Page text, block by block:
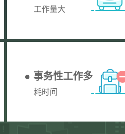
工作量大
● 事务性工作多
耗时间